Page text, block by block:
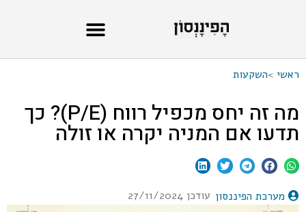
ראשי >השקעות
מה זה יחס מכפיל רווח (P/E)? כך
תדעו אם המניה יקרה או זולה
מערכת הפיננסון עודכן 27/11/2024